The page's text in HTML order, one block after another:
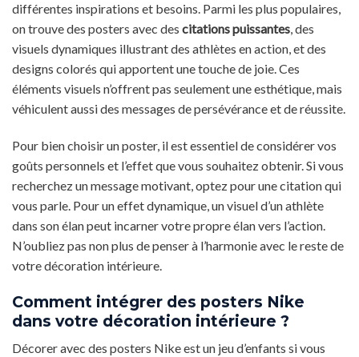
différentes inspirations et besoins. Parmi les plus populaires,
on trouve des posters avec des citations puissantes, des
visuels dynamiques illustrant des athlètes en action, et des
designs colorés qui apportent une touche de joie. Ces
éléments visuels n’offrent pas seulement une esthétique, mais
véhiculent aussi des messages de persévérance et de réussite.
Pour bien choisir un poster, il est essentiel de considérer vos
goûts personnels et l’effet que vous souhaitez obtenir. Si vous
recherchez un message motivant, optez pour une citation qui
vous parle. Pour un effet dynamique, un visuel d’un athlète
dans son élan peut incarner votre propre élan vers l’action.
N’oubliez pas non plus de penser à l’harmonie avec le reste de
votre décoration intérieure.
Comment intégrer des posters Nike
dans votre décoration intérieure ?
Décorer avec des posters Nike est un jeu d’enfants si vous